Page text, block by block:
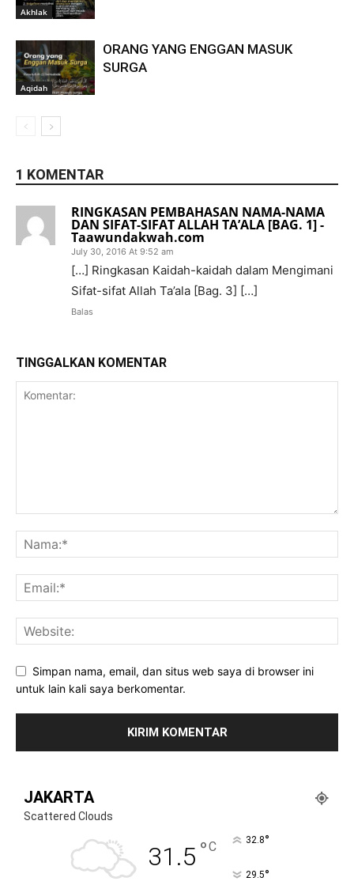
Akhlak
Aqidah
ORANG YANG ENGGAN MASUK
SURGA
1 KOMENTAR
RINGKASAN PEMBAHASAN NAMA-NAMA
DAN SIFAT-SIFAT ALLAH TA’ALA [BAG. 1] -
Taawundakwah.com
July 30, 2016 At 9:52 am
[…] Ringkasan Kaidah-kaidah dalam Mengimani
Sifat-sifat Allah Ta’ala [Bag. 3] […]
Balas
TINGGALKAN KOMENTAR
Simpan nama, email, dan situs web saya di browser ini
untuk lain kali saya berkomentar.
JAKARTA
Scattered Clouds
31.5 °C 32.8°
29.5°